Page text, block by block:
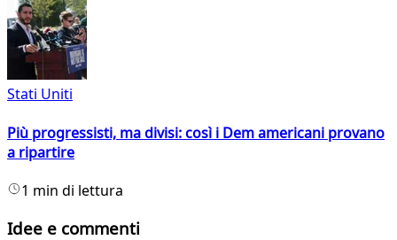
Stati Uniti
Più progressisti, ma divisi: così i Dem americani provano
a ripartire
1 min di lettura
Idee e commenti